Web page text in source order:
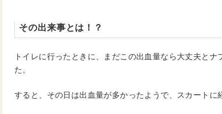
その出来事とは！？
トイレに行ったときに、まだこの出血量なら大丈夫と
た。
すると、その日は出血量が多かったようで、スカートに